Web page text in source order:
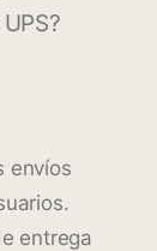
envíos
entrega